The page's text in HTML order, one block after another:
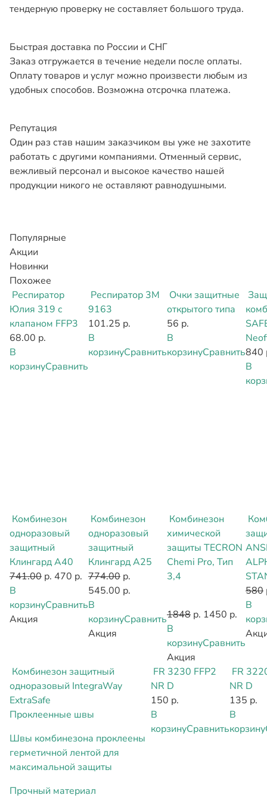
тендерную проверку не составляет большого труда.
Быстрая доставка по России и СНГ
Заказ отгружается в течение недели после оплаты.
Оплату товаров и услуг можно произвести любым из
удобных способов. Возможна отсрочка платежа.
Репутация
Один раз став нашим заказчиком вы уже не захотите
работать с другими компаниями. Отменный сервис,
вежливый персонал и высокое качество нашей
продукции никого не оставляют равнодушными.
Популярные
Акции
Новинки
Похожее
Респиратор
Юлия 319 с
клапаном FFP3
68.00 р.
В
корзинуСравнить
Респиратор 3М
9163
101.25 р.
В
корзинуСравнить
Очки защитные
открытого типа
56 р.
В
корзинуСравнить840
В
Комбинезон
одноразовый
защитный
Клингард А40
741.00 р. 470 р.
В
корзинуСравнить
Акция
Комбинезон
одноразовый
защитный
Клингард А25
774.00 р.
545.00 р.
В
корзинуСравнить
Акция
Комбинезон
химической
защиты TECRON
Chemi Pro, Тип
3,4
1848 р. 1450 р.
В
корзинуСравнить
Акция
580
В
Комбинезон защитный
одноразовый IntegraWay
ExtraSafe
Проклеенные швы
Швы комбинезона проклеены
герметичной лентой для
максимальной защиты
Прочный материал
FR 3230 FFP2
NR D
150 р.
В
корзинуСравнить
FR
NR D
135 р.
В
корзину